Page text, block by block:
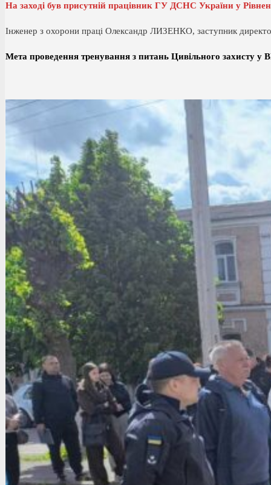
На заході був присутній працівник ГУ ДСНС України у
Інженер з охорони праці Олександр ЛИЗЕНКО, заступник
Мета проведення тренування з питань Цивільного захисту